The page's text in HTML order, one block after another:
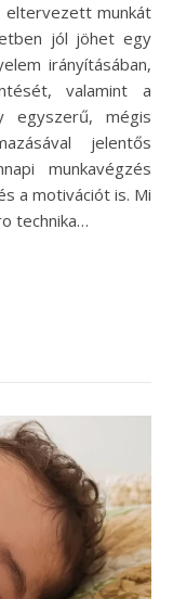
eltervezett munkát
jól jöhet egy
irányításában,
valamint a
egyszerű, mégis
jelentős
munkavégzés
a motivációt is. Mi
technika…